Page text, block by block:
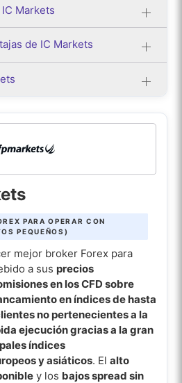
Markets
de IC Markets
PARA OPERAR CON
PEQUEÑOS)
mejor broker Forex para
a sus precios
en los CFD sobre
en índices de hasta
no pertenecientes a la
ejecución gracias a la gran
índices
y asiáticos. El alto
y los bajos spread sin